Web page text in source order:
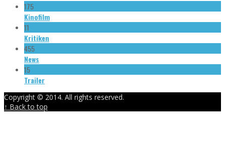
175
Kinofilm
11
Kritiken
455
News
15
Trailer
Copyright © 2014. All rights reserved.
↑ Back to top